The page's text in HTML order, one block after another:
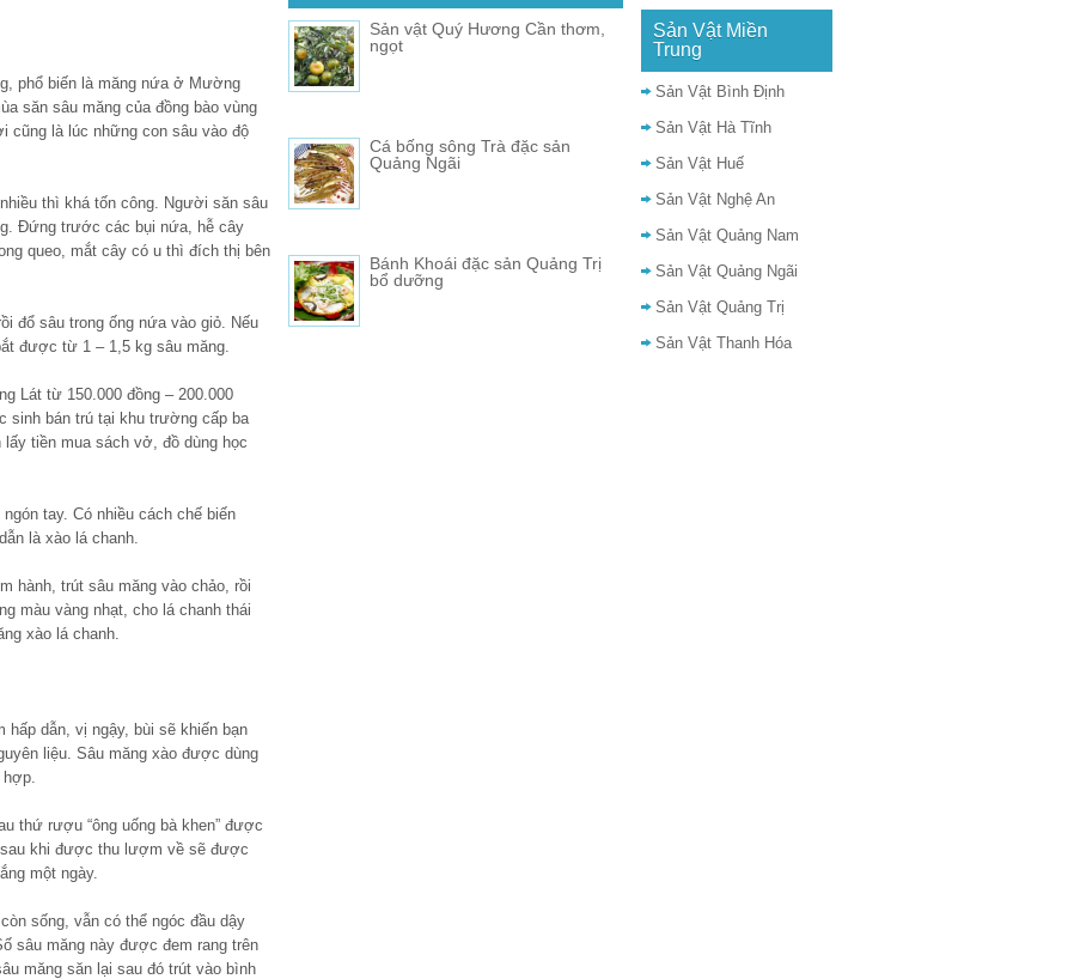
phổ biến là măng nứa ở Mường
săn sâu măng của đồng bào vùng
cũng là lúc những con sâu vào độ
thì khá tốn công. Người săn sâu
Đứng trước các bụi nứa, hễ cây
queo, mắt cây có u thì đích thị bên
đổ sâu trong ống nứa vào giỏ. Nếu
được từ 1 – 1,5 kg sâu măng.
Lát từ 150.000 đồng – 200.000
sinh bán trú tại khu trường cấp ba
tiền mua sách vở, đồ dùng học
tay. Có nhiều cách chế biến
là xào lá chanh.
hành, trút sâu măng vào chảo, rồi
màu vàng nhạt, cho lá chanh thái
xào lá chanh.
dẫn, vị ngậy, bùi sẽ khiến bạn
liệu. Sâu măng xào được dùng
hợp.
thứ rượu “ông uống bà khen” được
khi được thu lượm về sẽ được
một ngày.
sống, vẫn có thể ngóc đầu dậy
sâu măng này được đem rang trên
măng săn lại sau đó trút vào bình
Sản vật Quý Hương Cần thơm,
ngọt
Cá bống sông Trà đặc sản
Quảng Ngãi
Bánh Khoái đặc sản Quảng Trị
bổ dưỡng
Sản Vật Miền
Trung
Sản Vật Bình Định
Sản Vật Hà Tĩnh
Sản Vật Huế
Sản Vật Nghệ An
Sản Vật Quảng Nam
Sản Vật Quảng Ngãi
Sản Vật Quảng Trị
Sản Vật Thanh Hóa